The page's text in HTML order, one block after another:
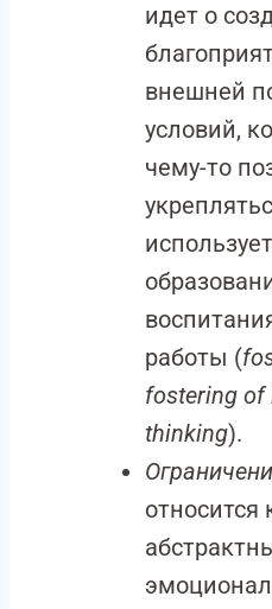
идет о
внешней
условий,
чему-то
работы (
fostering of
thinking).
относится